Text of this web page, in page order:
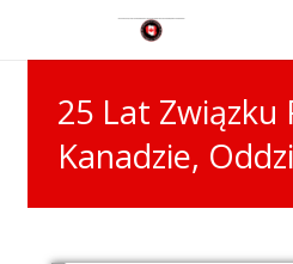
25 Lat Związku
Kanadzie,